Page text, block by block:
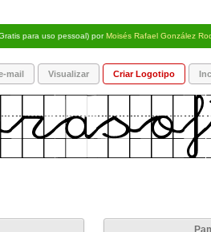
para uso pessoal) porMoisés Rafael González
mail Visualizar Criar Logotipo